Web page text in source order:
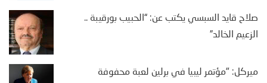
صلاح قايد السبسي يكتب عن: “الحبيب بورقيبة ..
الزعيم الخالد”
ميركل: "مؤتمر ليبيا في برلين لعبة محفوفة